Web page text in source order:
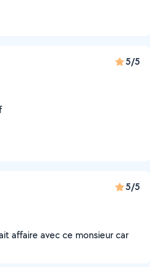
5/5
5/5
affaire avec ce monsieur car